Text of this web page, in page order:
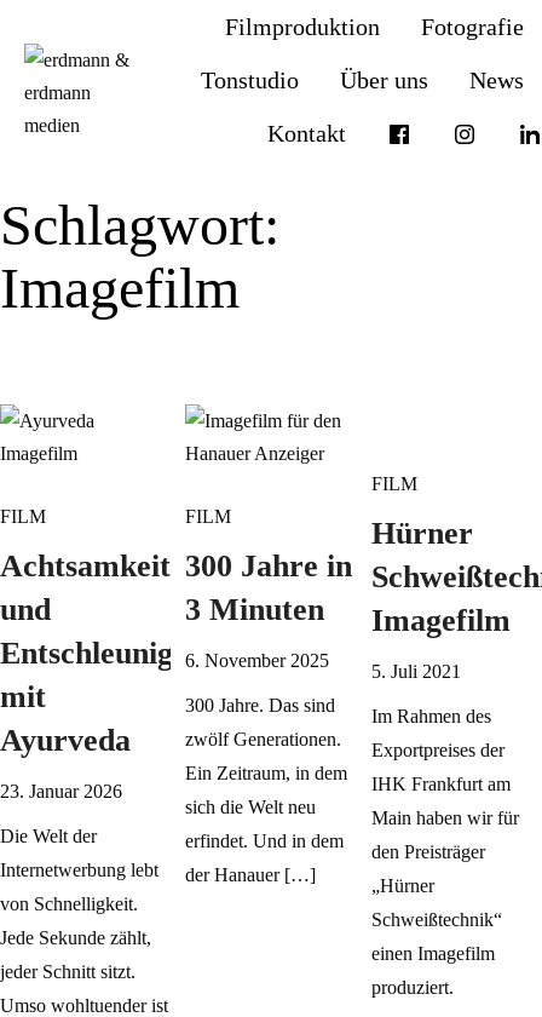
Filmproduktion
Fotografie
Tonstudio
Über uns
News
Kontakt
Schlagwort:
Imagefilm
FILM
Achtsamkeit
und
Entschleunigung
mit
Ayurveda
23. Januar 2026
Die Welt der
Internetwerbung lebt
von Schnelligkeit.
Jede Sekunde zählt,
jeder Schnitt sitzt.
Umso wohltuender ist
FILM
300 Jahre in
3 Minuten
6. November 2025
300 Jahre. Das sind
zwölf Generationen.
Ein Zeitraum, in dem
sich die Welt neu
erfindet. Und in dem
der Hanauer […]
FILM
Hürner
Imagefilm
5. Juli 2021
Im Rahmen des
Exportpreises der
IHK Frankfurt am
Main haben wir für
den Preisträger
„Hürner
Schweißtechnik“
einen Imagefilm
produziert.